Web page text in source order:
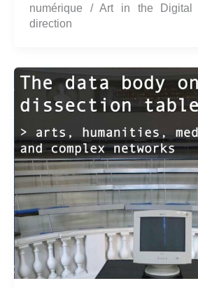
numérique / Art in the
direction